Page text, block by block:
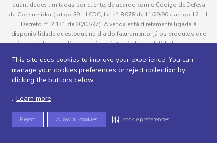
This site uses cookies to improve your experience. You can
manage your cookies preferences or reject collection by
clicking the buttons below
. Learn more
Reject Allow all cookies cookie preferences
quantidades limitadas por cliente, de acordo com o Código de Defesa
do Consumidor (artigo 39 – I CDC, Lei nº. 8.078 de 11/09/90 e artigo 12 – III
Decreto nº. 2.181 de 20/03/97). A venda está diretamente ligada à
disponibilidade de estoque no dia do faturamento, já os produtos que
serão enviados aos clientes estão sujeitos à disponibilidade de estoque
pedido do cliente, este não será entregue e o valor do item não será
cobrado. As fotos dos produtos no site são ilustrativas, podendo haver
divergência com o produto real e todos os pedidos estão sujeitos à
Desenvolvido por